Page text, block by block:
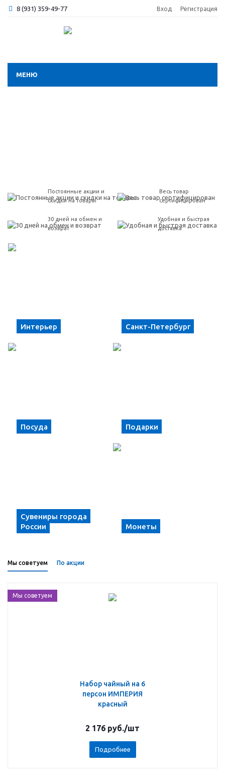
8 (931) 359-49-77 Вход Регистрация
МЕНЮ
Постоянные акции и
скидки на товары
Весь товар
сертифицирован
30 дней на обмен и
возврат
Удобная и быстрая
доставка
Интерьер Санкт-Петербург
Посуда Подарки
Сувениры города
России
Монеты
Мы советуем По акции
Мы советуем
Набор чайный на 6
персон ИМПЕРИЯ
красный
2 176 руб./шт
Подробнее